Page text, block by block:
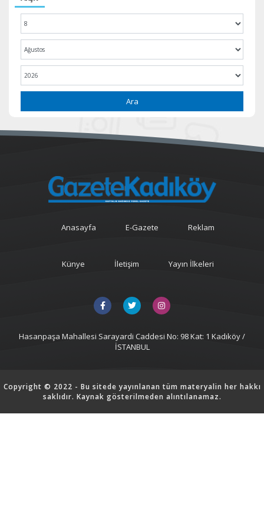
Ara
Anasayfa E-Gazete Reklam
Künye İletişim Yayın İlkeleri
Hasanpaşa Mahallesi Sarayardi Caddesi No: 98 Kat: 1 Kadıköy /
İSTANBUL
Copyright © 2022 - Bu sitede yayınlanan tüm materyalin her hakkı
saklıdır. Kaynak gösterilmeden alıntılanamaz.